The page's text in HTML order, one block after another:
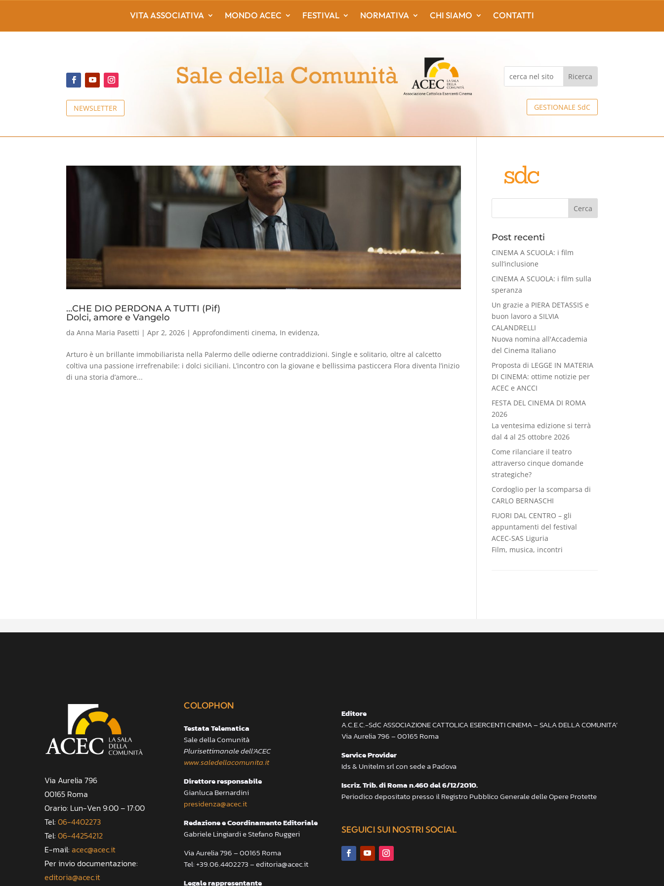
NEWSLETTER GESTIONALE SdC
VITA ASSOCIATIVA MONDO ACEC FESTIVAL NORMATIVA CHI SIAMO CONTATTI
…CHE DIO PERDONA A TUTTI (Pif)
Dolci, amore e Vangelo
daAnna Maria Pasetti |Apr 2, 2026 |Approfondimenti cinema, In evidenza,
Arturo è un brillante immobiliarista nella Palermo delle odierne contraddizioni. Single e solitario, oltre al calcetto
coltiva una passione irrefrenabile: i dolci siciliani. L’incontro con la giovane e bellissima pasticcera Flora diventa l’inizio
di una storia d’amore...
Cerca
Post recenti
CINEMA A SCUOLA: i film
sull’inclusione
CINEMA A SCUOLA: i film sulla
speranza
Un grazie a PIERA DETASSIS e
buon lavoro a SILVIA
CALANDRELLI
Nuova nomina all'Accademia
del Cinema Italiano
Proposta di LEGGE IN MATERIA
DI CINEMA: ottime notizie per
ACEC e ANCCI
FESTA DEL CINEMA DI ROMA
2026
La ventesima edizione si terrà
dal 4 al 25 ottobre 2026
Come rilanciare il teatro
attraverso cinque domande
strategiche?
Cordoglio per la scomparsa di
CARLO BERNASCHI
FUORI DAL CENTRO – gli
appuntamenti del festival
ACEC-SAS Liguria
Film, musica, incontri
Via Aurelia 796
00165 Roma
Orario: Lun-Ven 9:00 – 17:00
Tel: 06-4402273
Tel: 06-44254212
E-mail: acec@acec.it
Per invio documentazione:
editoria@acec.it
COLOPHON
Testata Telematica
Sale della Comunità
Plurisettimanale dell’ACEC
www.saledellacomunita.it
Direttore responsabile
Gianluca Bernardini
presidenza@acec.it
Redazione e Coordinamento Editoriale
Gabriele Lingiardi e Stefano Ruggeri
Via Aurelia 796 – 00165 Roma
Tel: +39.06.4402273 – editoria@acec.it
Legale rappresentante
Editore
A.C.E.C.-SdC ASSOCIAZIONE CATTOLICA ESERCENTI CINEMA – SALA DELLA COMUNITA’
Via Aurelia 796 – 00165 Roma
Service Provider
Ids & Unitelm srl con sede a Padova
Iscriz. Trib. di Roma n.460 del 6/12/2010.
Periodico depositato presso il Registro Pubblico Generale delle Opere Protette
SEGUICI SUI NOSTRI SOCIAL